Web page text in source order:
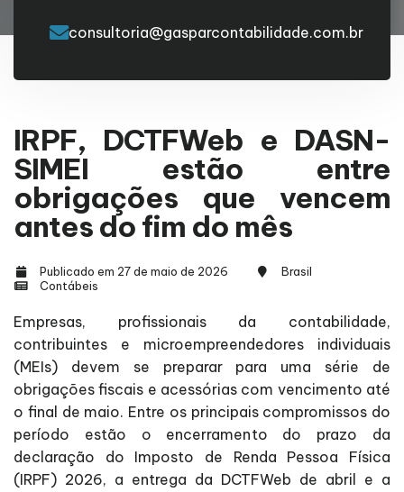
consultoria@gasparcontabilidade.com.br
IRPF, DCTFWeb e DASN-
SIMEI estão entre
obrigações que vencem
antes do fim do mês
Publicado em 27 de maio de 2026
Brasil
Contábeis
Empresas, profissionais da contabilidade,
contribuintes e microempreendedores individuais
(MEIs) devem se preparar para uma série de
obrigações fiscais e acessórias com vencimento até
o final de maio. Entre os principais compromissos do
período estão o encerramento do prazo da
declaração do Imposto de Renda Pessoa Física
(IRPF) 2026, a entrega da DCTFWeb de abril e a